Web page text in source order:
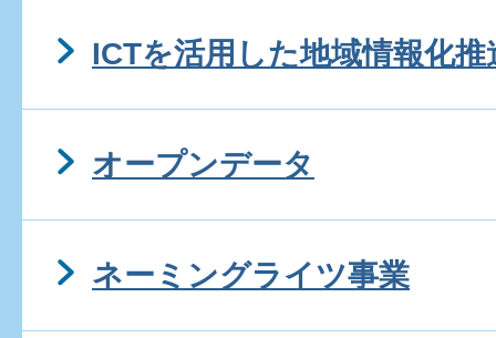
ICTを活用した地域情報化
オープンデータ
ネーミングライツ事業